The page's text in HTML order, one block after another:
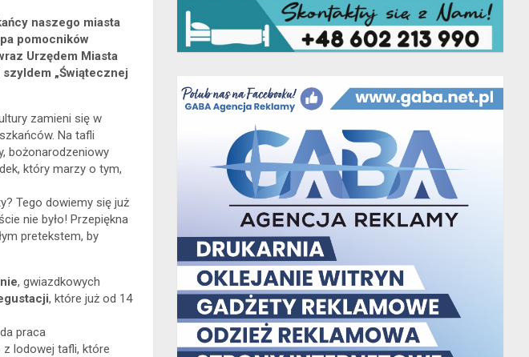
naszego miasta
pomocników
Urzędem Miasta
„Świątecznej
zamieni się w
Na tafli
bożonarodzeniowy
który marzy o tym,
Tego dowiemy się już
nie było! Przepiękna
pretekstem, by
, gwiazdkowych
, które już od 14
praca
lodowej tafli, które